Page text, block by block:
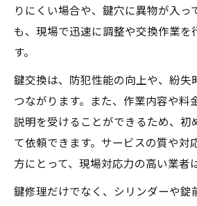
りにくい場合や、鍵穴に異物が入っ
も、現場で迅速に調整や交換作業を
す。
鍵交換は、防犯性能の向上や、紛失
つながります。また、作業内容や料
説明を受けることができるため、初
て依頼できます。サービスの質や対
方にとって、現場対応力の高い業者
鍵修理だけでなく、シリンダーや錠